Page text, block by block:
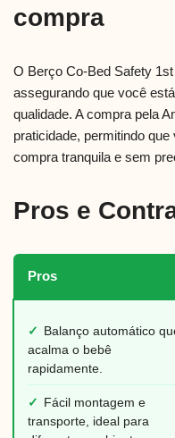
compra
O Berço Co-Bed Safety
assegurando que você
qualidade. A compra pela
praticidade, permitindo
compra tranquila e sem
Pros e
Pros
✓
Balanço automático
acalma o bebê
rapidamente.
✓
Fácil montagem e
transporte, ideal para